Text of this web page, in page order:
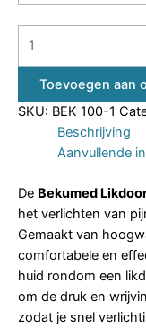
Toevoegen aan
SKU: BEK 100-1
Beschrijving
Aanvullende
De Bekumed
het verlichten van
Gemaakt van
comfortabele en
huid rondom een
om de druk en
zodat je snel